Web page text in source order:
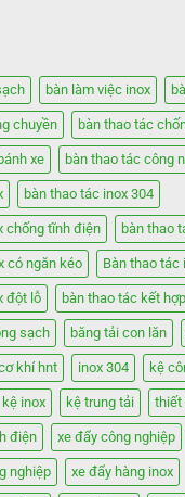
bàn làm việc inox
chuyền bàn thao tác
xe bàn thao tác công
bàn thao tác inox 304
chống tĩnh điện bàn thao
có ngăn kéo Bàn thao tác
đột lỗ bàn thao tác kết
sạch băng tải con lăn
khí hnt inox 304 kệ
kệ inox kệ trung tải thiết
điện xe đẩy công nghiệp
nghiệp xe đẩy hàng inox